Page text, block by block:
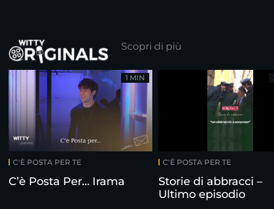
Scopri di più
C'È POSTA PER TE
C’è Posta Per… Irama
1 MIN
C'È POSTA PER TE
Storie di abbracci –
Ultimo episodio